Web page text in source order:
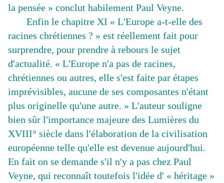
la pensée » conclut habilement Paul Veyne.
Enfin le chapitre XI « L'Europe a-t-elle des
racines chrétiennes ? » est réellement fait pour
surprendre, pour prendre à rebours le sujet
d'actualité. « L'Europe n'a pas de racines,
chrétiennes ou autres, elle s'est faite par étapes
imprévisibles, aucune de ses composantes n'étant
plus originelle qu'une autre. » L'auteur souligne
bien sûr l'importance majeure des Lumières du
XVIII° siècle dans l'élaboration de la civilisation
européenne telle qu'elle est devenue aujourd'hui.
En fait on se demande s'il n'y a pas chez Paul
Veyne, qui reconnaît toutefois l'idée d' « héritage »